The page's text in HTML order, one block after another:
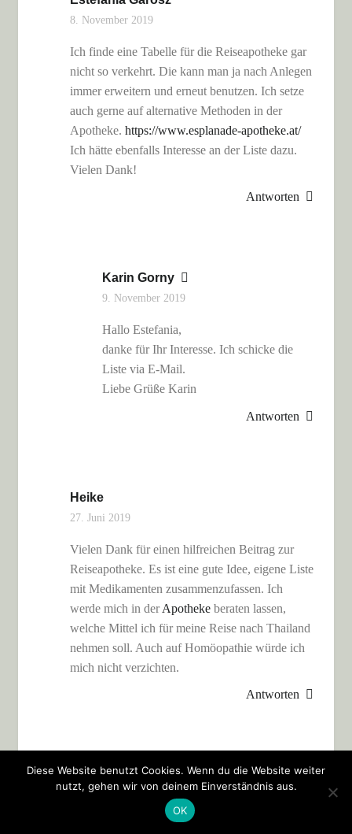
8. November 2019
Ich finde eine Tabelle für die Reiseapotheke gar
nicht so verkehrt. Die kann man ja nach Anlegen
immer erweitern und erneut benutzen. Ich setze
auch gerne auf alternative Methoden in der
Apotheke.https://www.esplanade-apotheke.at/
Ich hätte ebenfalls Interesse an der Liste dazu.
Vielen Dank!
Antworten
Karin Gorny
9. November 2019
Hallo Estefania,
danke für Ihr Interesse. Ich schicke die
Liste via E-Mail.
Liebe Grüße Karin
Antworten
Heike
27. Juni 2019
Vielen Dank für einen hilfreichen Beitrag zur
Reiseapotheke. Es ist eine gute Idee, eigene Liste
mit Medikamenten zusammenzufassen. Ich
werde mich in derApotheke beraten lassen,
welche Mittel ich für meine Reise nach Thailand
nehmen soll. Auch auf Homöopathie würde ich
mich nicht verzichten.
Antworten
Emma
23. April 2019
Diese Website benutzt Cookies. Wenn du die Website weiter
nutzt, gehen wir von deinem Einverständnis aus.
OK